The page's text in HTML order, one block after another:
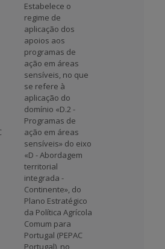
Estabelece o
regime de
aplicação dos
apoios aos
programas de
ação em áreas
sensíveis, no que
se refere à
aplicação do
domínio «D.2 -
Programas de
ação em áreas
sensíveis» do eixo
«D - Abordagem
territorial
integrada -
Continente», do
Plano Estratégico
da Política Agrícola
Comum para
Portugal (PEPAC
Portugal), no